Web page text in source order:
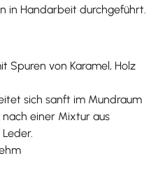
in Handarbeit durchgeführt.
Spuren von Karamel, Holz
sich sanft im Mundraum
einer Mixtur aus